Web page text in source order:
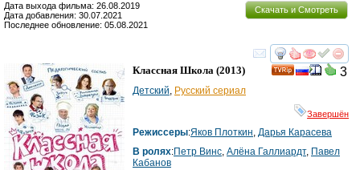
Скачать и Смотреть
Дата выхода фильма: 26.08.2019
Дата добавления: 30.07.2021
Последнее обновление: 05.08.2021
смотреть
3
Классная Школа (2013)
Детский, Русский сериал
Завершён
Режиссеры:Яков Плоткин, Дарья Карасева
В ролях:Петр Винс, Алёна Галлиардт, Павел
Кабанов